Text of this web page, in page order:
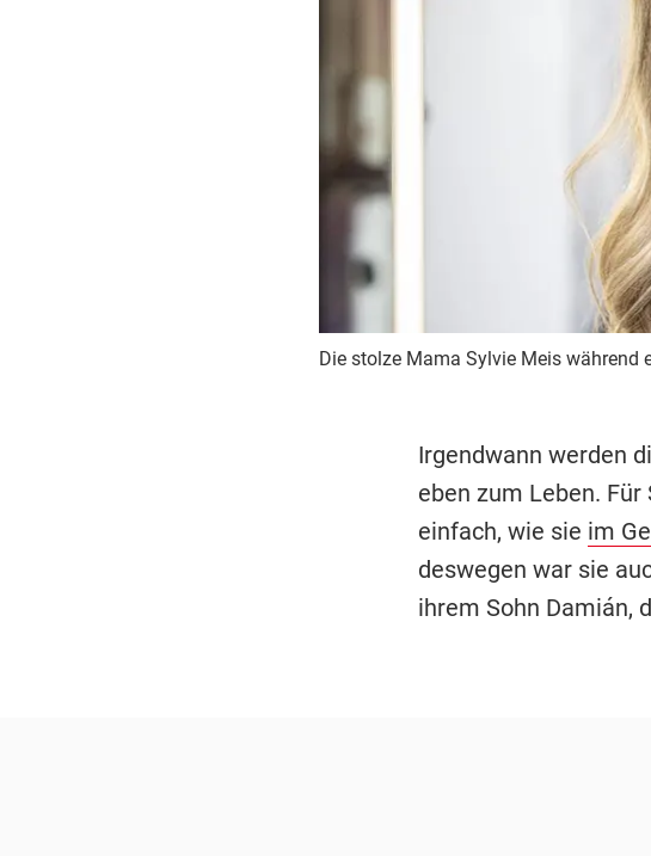
Die stolze Mama Sylvie Meis während
Irgendwann werden
eben zum Leben.
einfach, wie sie im
deswegen war sie
ihrem Sohn Damián,